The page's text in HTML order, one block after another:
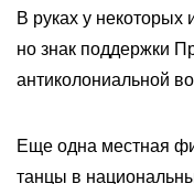
В руках у некоторых
но знак поддержки
антиколониальной
Еще одна местная
танцы в